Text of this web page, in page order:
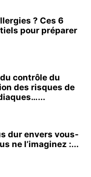
? Ces 6
pour préparer
contrôle du
des risques de
dur envers vous-
ne l’imaginez :...